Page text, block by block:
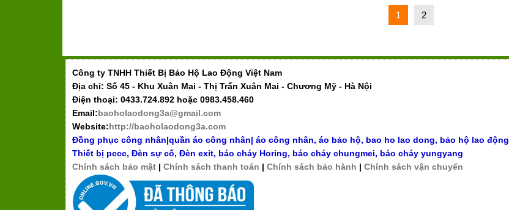
1 2
Công ty TNHH Thiết Bị Bảo Hộ Lao Động Việt Nam
Địa chỉ: Số 45 - Khu Xuân Mai - Thị Trấn Xuân Mai - Chương Mỹ - Hà Nội
Điện thoại: 0433.724.892 hoặc 0983.458.460
Email:baoholaodong3a@gmail.com
Website:http://baoholaodong3a.com
Đồng phục công nhân|quần áo công nhân| áo công nhân, áo bảo hộ, bao ho lao dong, bảo hộ lao động
Thiết bị pccc, Đèn sự cố, Đèn exit, báo cháy Horing, báo cháy chungmei, báo cháy yungyang
Chính sách bảo mật | Chính sách thanh toán | Chính sách bảo hành | Chính sách vận chuyển